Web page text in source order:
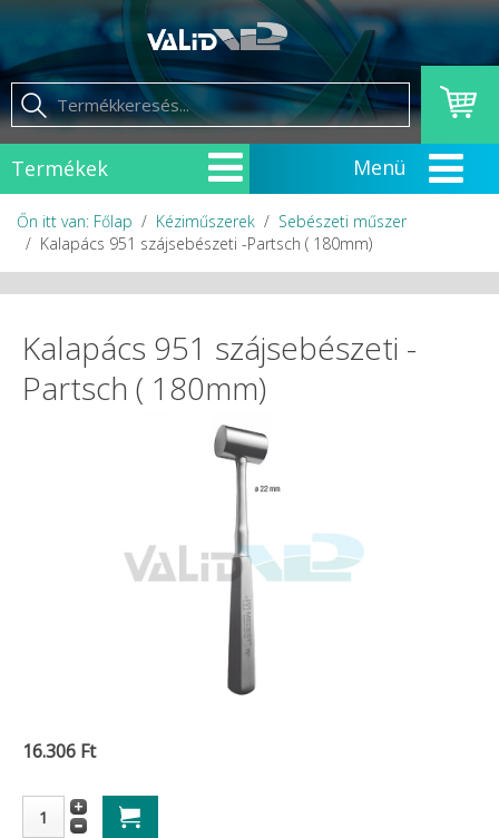
Termékek
Őn itt van: Főlap Kéziműszerek
Sebészeti műszer
Kalapács 951 szájsebészeti -Partsch ( 180mm)
Kalapács 951 szájsebészeti -
Partsch ( 180mm)
16.306 Ft